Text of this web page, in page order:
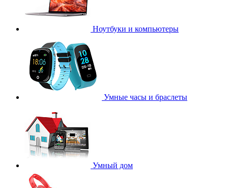
Ноутбуки и компьютеры
Умные часы и браслеты
Умный дом